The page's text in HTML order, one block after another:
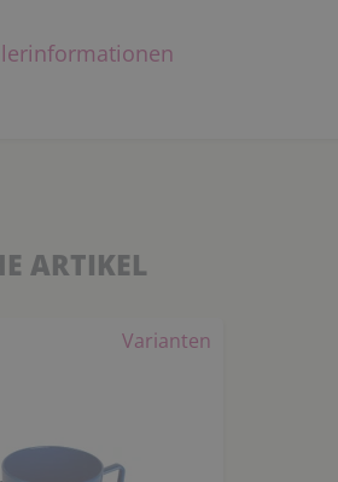
ARTIKEL
Varianten